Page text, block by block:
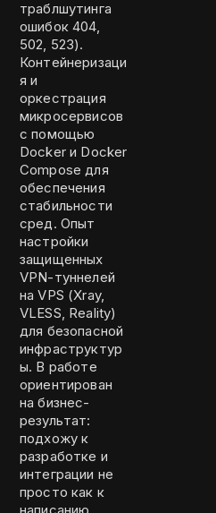
траблшутинга
ошибок 404,
502, 523).
Контейнеризаци
я и
оркестрация
микросервисов
с помощью
Docker и Docker
Compose для
обеспечения
стабильности
сред. Опыт
настройки
защищенных
VPN-туннелей
на VPS (Xray,
VLESS, Reality)
для безопасной
инфраструктур
ы. В работе
ориентирован
на бизнес-
результат:
подхожу к
разработке и
интеграции не
просто как к